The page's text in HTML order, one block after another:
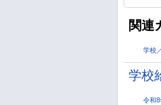
関連
学校
学校
令和